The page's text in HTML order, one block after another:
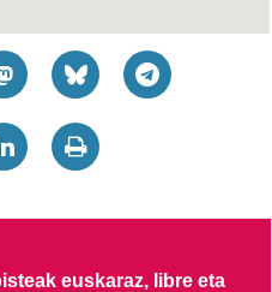
euskaraz, libre eta